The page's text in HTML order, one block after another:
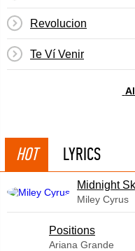
Revolucion
Te Ví Venir
HOT LYRICS
Midnight
Miley Cyrus
​Positions
Ariana Grande